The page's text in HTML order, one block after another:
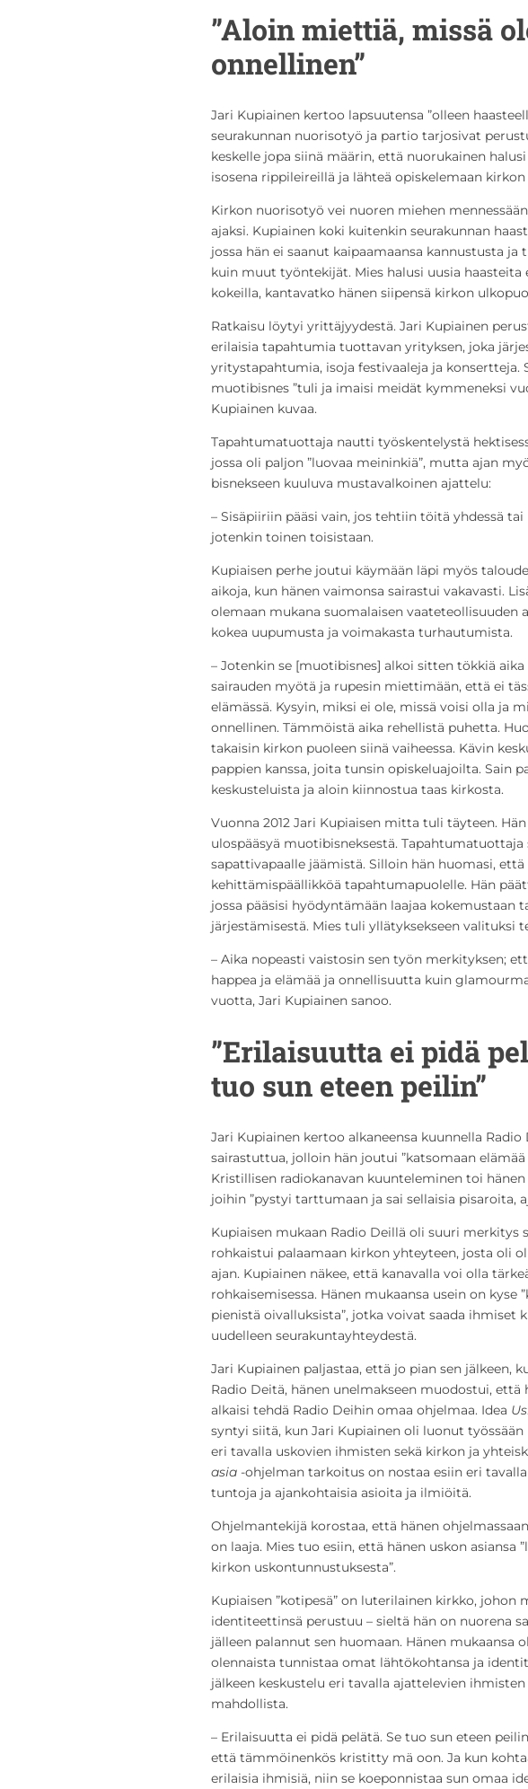
”Aloin miettiä, missä
onnellinen”
Jari Kupiainen kertoo lapsuutensa ”olleen
seurakunnan nuorisotyö ja partio tarjosivat
keskelle jopa siinä määrin, että nuorukainen
isosena rippileireillä ja lähteä opiskelemaan
Kirkon nuorisotyö vei nuoren miehen
ajaksi. Kupiainen koki kuitenkin seurakunnan
jossa hän ei saanut kaipaamaansa kannustusta ja
kuin muut työntekijät. Mies halusi uusia haasteita
kokeilla, kantavatko hänen siipensä kirkon
Ratkaisu löytyi yrittäjyydestä. Jari Kupiainen
erilaisia tapahtumia tuottavan yrityksen, joka
yritystapahtumia, isoja festivaaleja ja konsertteja.
muotibisnes ”tuli ja imaisi meidät kymmeneksi
Kupiainen kuvaa.
Tapahtumatuottaja nautti työskentelystä
jossa oli paljon ”luovaa meininkiä”, mutta ajan
bisnekseen kuuluva mustavalkoinen ajattelu:
– Sisäpiiriin pääsi vain, jos tehtiin töitä yhdessä
jotenkin toinen toisistaan.
Kupiaisen perhe joutui käymään läpi myös
aikoja, kun hänen vaimonsa sairastui vakavasti.
olemaan mukana suomalaisen vaateteollisuuden
kokea uupumusta ja voimakasta turhautumista.
– Jotenkin se [muotibisnes] alkoi sitten tökkiä
sairauden myötä ja rupesin miettimään, että ei
elämässä. Kysyin, miksi ei ole, missä voisi olla ja
onnellinen. Tämmöistä aika rehellistä puhetta.
takaisin kirkon puoleen siinä vaiheessa. Kävin
pappien kanssa, joita tunsin opiskeluajoilta. Sain
keskusteluista ja aloin kiinnostua taas kirkosta.
Vuonna 2012 Jari Kupiaisen mitta tuli täyteen.
ulospääsyä muotibisneksestä.
sapattivapaalle jäämistä. Silloin hän huomasi,
kehittämispäällikköä tapahtumapuolelle. Hän
jossa pääsisi hyödyntämään laajaa kokemustaan
järjestämisestä. Mies tuli yllätyksekseen valituksi
– Aika nopeasti vaistosin sen työn merkityksen;
happea ja elämää ja onnellisuutta kuin
vuotta, Jari Kupiainen sanoo.
”Erilaisuutta ei pidä
tuo sun eteen peilin”
Jari Kupiainen kertoo alkaneensa kuunnella Radio
sairastuttua, jolloin hän joutui ”katsomaan elämää
Kristillisen radiokanavan kuunteleminen toi hänen
joihin ”pystyi tarttumaan ja sai sellaisia pisaroita,
Kupiaisen mukaan Radio Deillä oli suuri merkitys
rohkaistui palaamaan kirkon yhteyteen, josta oli
ajan. Kupiainen näkee, että kanavalla voi olla
rohkaisemisessa. Hänen mukaansa usein on kyse
pienistä oivalluksista”, jotka voivat saada ihmiset
uudelleen seurakuntayhteydestä.
Jari Kupiainen paljastaa, että jo pian sen jälkeen,
Radio Deitä, hänen unelmakseen muodostui, että
alkaisi tehdä Radio Deihin omaa ohjelmaa. Idea
syntyi siitä, kun Jari Kupiainen oli luonut
eri tavalla uskovien ihmisten sekä kirkon ja
asia-ohjelman tarkoitus on nostaa esiin eri
tuntoja ja ajankohtaisia asioita ja ilmiöitä.
Ohjelmantekijä korostaa, että hänen ohjelmassaan
on laaja. Mies tuo esiin, että hänen uskon asiansa
kirkon uskontunnustuksesta”.
Kupiaisen ”kotipesä” on luterilainen kirkko, johon
identiteettinsä perustuu – sieltä hän on nuorena
jälleen palannut sen huomaan. Hänen mukaansa
olennaista tunnistaa omat lähtökohtansa ja
jälkeen keskustelu eri tavalla ajattelevien ihmisten
mahdollista.
– Erilaisuutta ei pidä pelätä. Se tuo sun eteen
että tämmöinenkös kristitty mä oon. Ja kun
erilaisia ihmisiä, niin se koeponnistaa sun omaa